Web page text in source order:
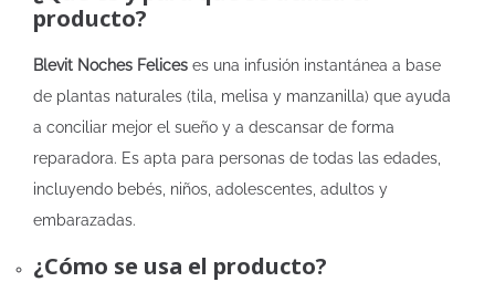
producto?
Blevit Noches Felices es una infusión instantánea a base
de plantas naturales (tila, melisa y manzanilla) que ayuda
a conciliar mejor el sueño y a descansar de forma
reparadora. Es apta para personas de todas las edades,
incluyendo bebés, niños, adolescentes, adultos y
embarazadas.
¿Cómo se usa el producto?